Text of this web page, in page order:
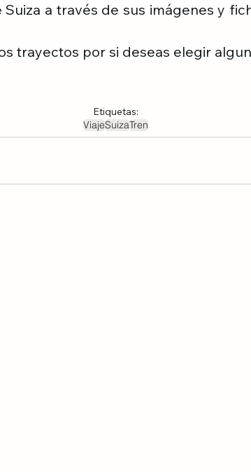
a través de sus imágenes y
trayectos por si deseas elegir
Etiquetas:
ViajeSuizaTren